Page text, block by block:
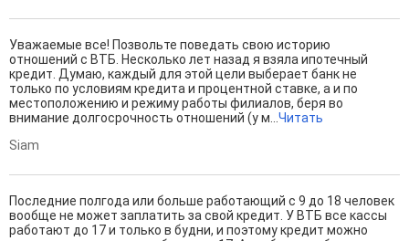
Уважаемые все! Позвольте поведать свою историю
отношений с ВТБ. Несколько лет назад я взяла ипотечный
кредит. Думаю, каждый для этой цели выберает банк не
только по условиям кредита и процентной ставке, а и по
местоположению и режиму работы филиалов, беря во
внимание долгосрочность отношений (у м...Читать
Siam
Последние полгода или больше работающий с 9 до 18 человек
вообще не может заплатить за свой кредит. У ВТБ все кассы
работают до 17 и только в будни, и поэтому кредит можно